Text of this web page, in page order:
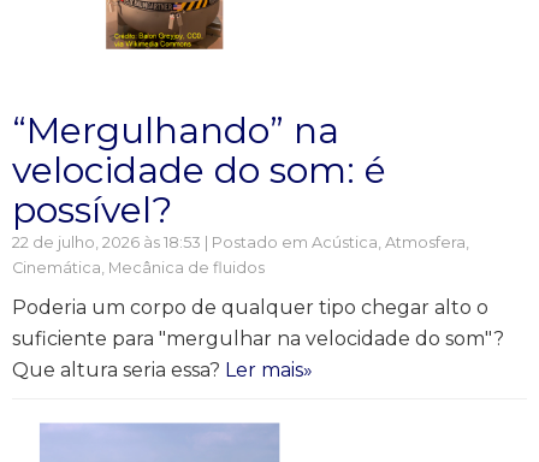
“Mergulhando” na
velocidade do som: é
possível?
22 de julho, 2026 às 18:53 | Postado em Acústica, Atmosfera,
Cinemática, Mecânica de fluidos
Poderia um corpo de qualquer tipo chegar alto o
suficiente para "mergulhar na velocidade do som"?
Que altura seria essa? Ler mais»